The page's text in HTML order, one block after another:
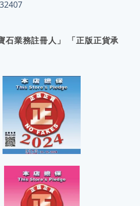
石業務註冊人」 「正版正貨承